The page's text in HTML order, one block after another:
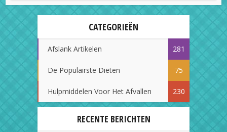
CATEGORIEËN
Afslank Artikelen 281
De Populairste Diëten 75
Hulpmiddelen Voor Het Afvallen 230
RECENTE BERICHTEN